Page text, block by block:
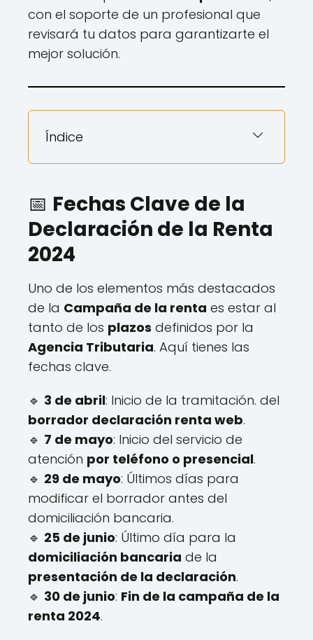
con el soporte de un profesional que
revisará tu datos para garantizarte el
mejor solución.
Índice
📅 Fechas Clave de la
Declaración de la Renta
2024
Uno de los elementos más destacados
de la Campaña de la renta es estar al
tanto de los plazos definidos por la
Agencia Tributaria. Aquí tienes las
fechas clave.
🔹 3 de abril: Inicio de la tramitación. del
borrador declaración renta web.
🔹 7 de mayo: Inicio del servicio de
atención por teléfono o presencial.
🔹 29 de mayo: Últimos días para
modificar el borrador antes del
domiciliación bancaria.
🔹 25 de junio: Último día para la
domiciliación bancaria de la
presentación de la declaración.
🔹 30 de junio: Fin de la campaña de la
renta 2024.